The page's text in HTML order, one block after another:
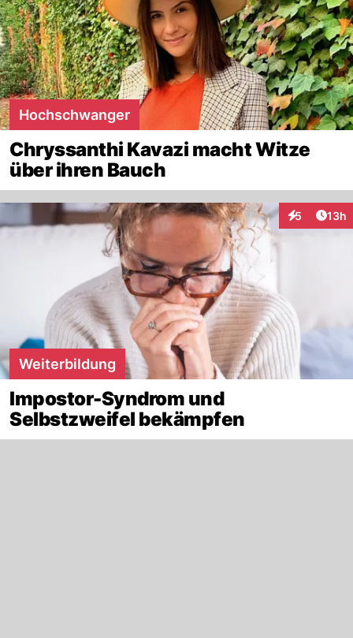
Hochschwanger
Chryssanthi Kavazi macht Witze
über ihren Bauch
5
Interaktionen
13h
Weiterbildung
Impostor-Syndrom und
Selbstzweifel bekämpfen